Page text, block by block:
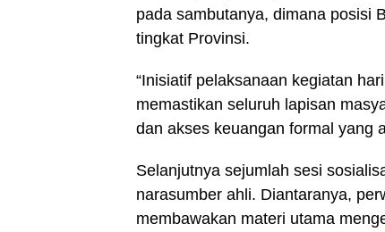
pada sambutanya, dimana posisi
tingkat Provinsi.
“Inisiatif pelaksanaan kegiatan
memastikan seluruh lapisan
dan akses keuangan formal yang
Selanjutnya sejumlah sesi
narasumber ahli. Diantaranya,
membawakan materi utama